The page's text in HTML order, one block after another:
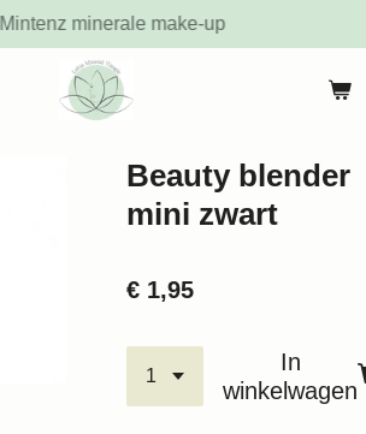
Mintenz minerale make-up
Beauty blender
mini zwart
€ 1,95
In
winkelwagen